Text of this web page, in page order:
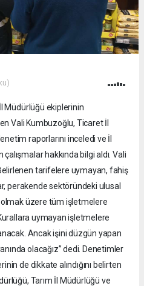
Müdürlüğü ekiplerinin
Vali Kumbuzoğlu, Ticaret İl
raporlarını inceledi ve İl
hakkında bilgi aldı. Vali
tarifelere uymayan, fahiş
perakende sektöründeki ulusal
üzere tüm işletmelere
uymayan işletmelere
Ancak işini düzgün yapan
olacağız” dedi. Denetimler
de dikkate alındığını belirten
Tarım İl Müdürlüğü ve